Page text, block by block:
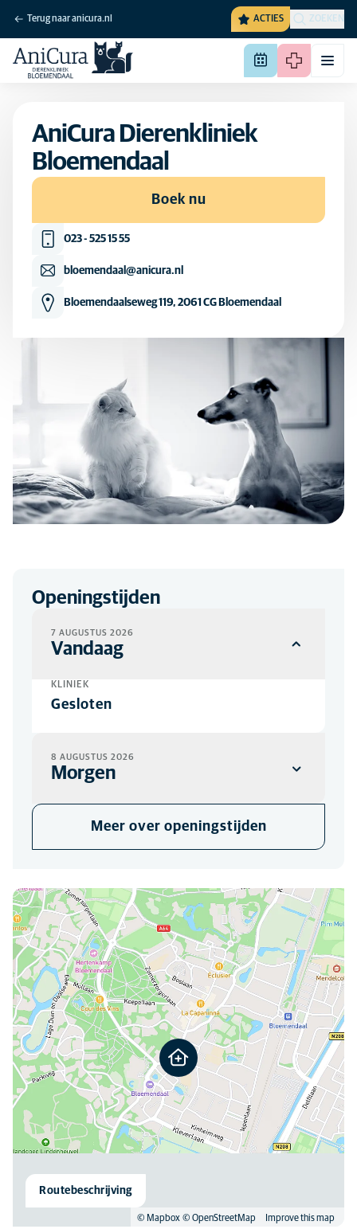
Terug naar anicura.nl ACTIES ZOEKEN
AniCura Dierenkliniek
Bloemendaal
Boek nu
023 - 525 15 55
bloemendaal@anicura.nl
Bloemendaalseweg 119, 2061 CG Bloemendaal
Openingstijden
7 AUGUSTUS 2026
Vandaag
KLINIEK
Gesloten
8 AUGUSTUS 2026
Morgen
GeslotenMeer over openingstijden
U kunt ons hier vinden
© Mapbox © OpenStreetMap Improve this map
Routebeschrijving